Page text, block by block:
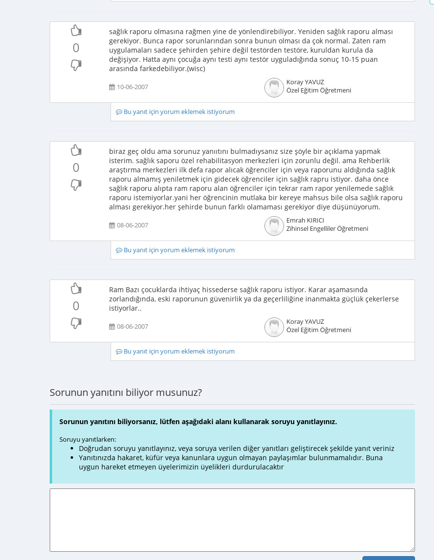
0
sağlık raporu olmasına rağmen yine de yönlendirebiliyor. Yeniden sağlık raporu alması
gerekiyor. Bunca rapor sorunlarından sonra bunun olması da çok normal. Zaten ram
uygulamaları sadece şehirden şehire değil testörden testöre, kuruldan kurula da
değişiyor. Hatta aynı çocuğa aynı testi aynı testör uyguladığında sonuç 10-15 puan
arasında farkedebiliyor.(wisc)
10-06-2007
Koray YAVUZ
Özel Eğitim Öğretmeni
Bu yanıt için yorum eklemek istiyorum
0
biraz geç oldu ama sorunuz yanııtını bulmadıysanız size şöyle bir açıklama yapmak
isterim. sağlık saporu özel rehabilitasyon merkezleri için zorunlu değil. ama Rehberlik
araştırma merkezleri ilk defa rapor alıcak öğrenciler için veya raporunu aldığında sağlık
raporu almamış yeniletmek için gidecek öğrenciler için sağlık rapru istiyor. daha önce
sağlık raporu alıpta ram raporu alan öğrenciler için tekrar ram rapor yenilemede sağlık
raporu istemiyorlar.yani her öğrencinin mutlaka bir kereye mahsus bile olsa sağlık raporu
alması gerekiyor.her şehirde bunun farklı olamaması gerekiyor diye düşünüyorum.
08-06-2007
Emrah KIRICI
Zihinsel Engelliler Öğretmeni
Bu yanıt için yorum eklemek istiyorum
0
Ram Bazı çocuklarda ihtiyaç hissederse sağlık raporu istiyor. Karar aşamasında
zorlandığında, eski raporunun güvenirlik ya da geçerliliğine inanmakta güçlük çekerlerse
istiyorlar..
08-06-2007
Koray YAVUZ
Özel Eğitim Öğretmeni
Bu yanıt için yorum eklemek istiyorum
Sorunun yanıtını biliyor musunuz?
Sorunun yanıtını biliyorsanız, lütfen aşağıdaki alanı kullanarak soruyu yanıtlayınız.
Soruyu yanıtlarken:
Doğrudan soruyu yanıtlayınız, veya soruya verilen diğer yanıtları geliştirecek şekilde yanıt veriniz
Yanıtınızda hakaret, küfür veya kanunlara uygun olmayan paylaşımlar bulunmamalıdır. Buna
uygun hareket etmeyen üyelerimizin üyelikleri durdurulacaktır